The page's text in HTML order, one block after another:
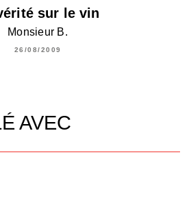
sur le vin
Monsieur B.
26/08/2009
AVEC